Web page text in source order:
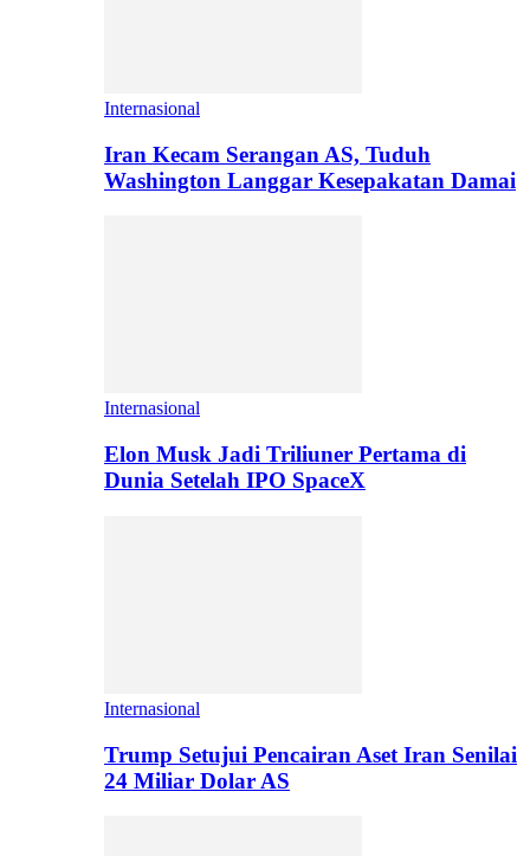
Internasional
Iran Kecam Serangan AS, Tuduh
Washington Langgar Kesepakatan Damai
Internasional
Elon Musk Jadi Triliuner Pertama di
Dunia Setelah IPO SpaceX
Internasional
Trump Setujui Pencairan Aset Iran Senilai
24 Miliar Dolar AS